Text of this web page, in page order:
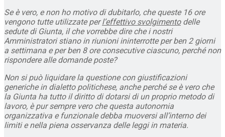
Se è vero, e non ho motivo di dubitarlo, che queste 16 ore
vengono tutte utilizzate perl’effettivo svolgimentodelle
sedute di Giunta, il che vorrebbe dire che i nostri
Amministratori stiano in riunioni ininterrotte per ben 2 giorni
a settimana e per ben 8 ore consecutive ciascuno, perché non
rispondere alle domande poste?
Non si può liquidare la questione con giustificazioni
generiche in dialetto politichese, anche perché se è vero che
la Giunta ha tutto il diritto di dotarsi di un proprio metodo di
lavoro, è pur sempre vero che questa autonomia
organizzativa e funzionale debba muoversi all’interno dei
limiti e nella piena osservanza delle leggi in materia.